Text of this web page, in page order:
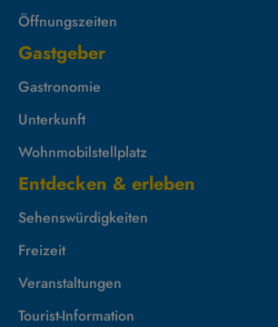
Öffnungszeiten
Gastgeber
Gastronomie
Unterkunft
Wohnmobilstellplatz
Entdecken & erleben
Sehenswürdigkeiten
Freizeit
Veranstaltungen
Tourist-Information